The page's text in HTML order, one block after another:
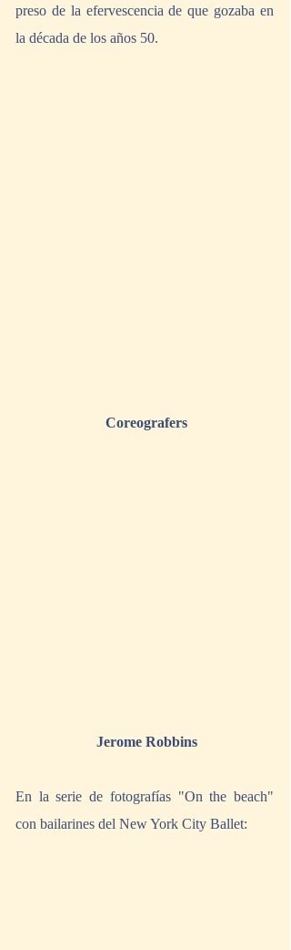
preso de la efervescencia de que gozaba en
la década de los años 50.
Coreografers
Jerome Robbins
En la serie de fotografías "On the beach"
con bailarines del New York City Ballet: